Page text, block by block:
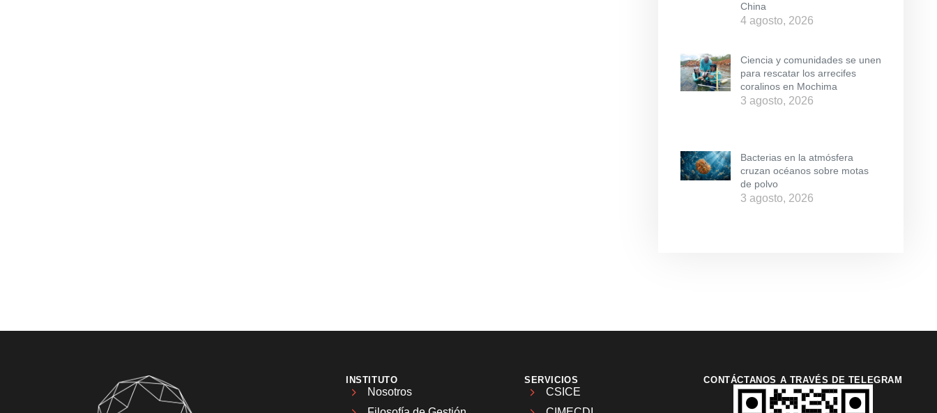
China
4 agosto, 2026
Ciencia y comunidades se unen
para rescatar los arrecifes
coralinos en Mochima
3 agosto, 2026
Bacterias en la atmósfera
cruzan océanos sobre motas
de polvo
3 agosto, 2026
INSTITUTO
Nosotros
SERVICIOS
CSICE
CONTÁCTANOS A TRAVÉS DE TELEGRAM